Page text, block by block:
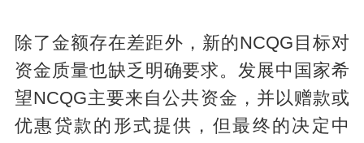
除了金额存在差距外，新的NCQG目标对
资金质量也缺乏明确要求。发展中国家希
望NCQG主要来自公共资金，并以赠款或
优惠贷款的形式提供，但最终的决定中